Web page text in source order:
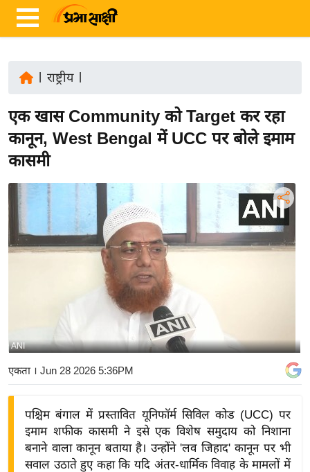
ज़ा
ख
र
रा
ष्ट्री
य
अं
बि
ज़
ने
द्यो
राष्ट्रीय|
एक खास Community को Target कर रहा
कानून, West Bengal में UCC पर बोले इमाम
कासमी
ANI
एकता । Jun 28 2026 5:36PM
पश्चिम बंगाल में प्रस्तावित यूनिफॉर्म सिविल कोड (UCC) पर
इमाम शफीक कासमी ने इसे एक विशेष समुदाय को निशाना
बनाने वाला कानून बताया है। उन्होंने 'लव जिहाद' कानून पर भी
सवाल उठाते हुए कहा कि यदि अंतर-धार्मिक विवाह के मामलों में